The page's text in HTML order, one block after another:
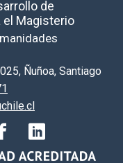
de
el Magisterio
Ñuñoa, Santiago